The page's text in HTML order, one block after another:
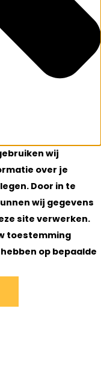
wij
over je
Door in te
wij gegevens
site verwerken.
toestemming
op bepaalde